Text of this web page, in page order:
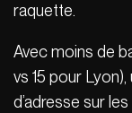
raquette.
Avec moins de
vs 15 pour
d’adresse sur